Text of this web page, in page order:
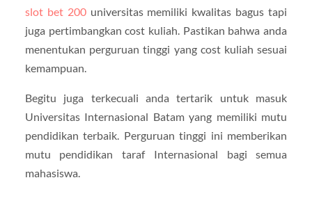
slot bet 200universitas memiliki kwalitas bagus tapi
juga pertimbangkan cost kuliah. Pastikan bahwa anda
menentukan perguruan tinggi yang cost kuliah sesuai
kemampuan.
Begitu juga terkecuali anda tertarik untuk masuk
Universitas Internasional Batam yang memiliki mutu
pendidikan terbaik. Perguruan tinggi ini memberikan
mutu pendidikan taraf Internasional bagi semua
mahasiswa.